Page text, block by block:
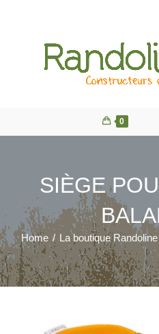
0
SIÈGE
Home / La boutique Randoline